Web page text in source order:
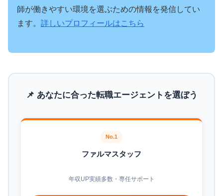
師が働きやすい環境を選ぶための情報を発信してい
ます。 詳しいプロフィールはこちら
📌 あなたに合った転職エージェントを選ぼう
No.1
ファルマスタッフ
年収UP実績多数・専任サポート